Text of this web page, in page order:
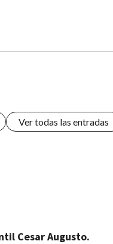
Ver todas las entradas
Cesar Augusto.